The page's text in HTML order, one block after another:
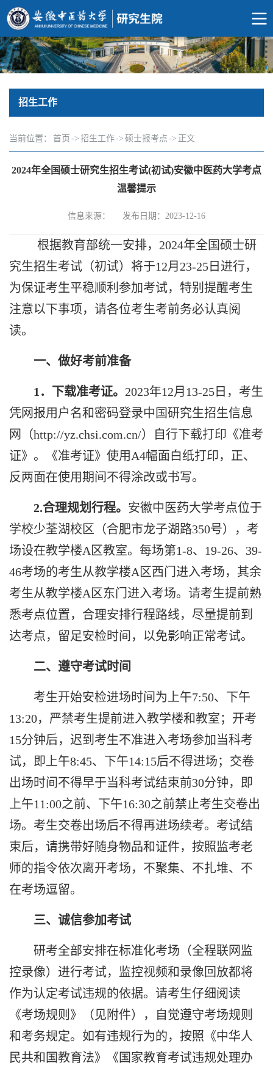
招生工作
当前位置： 首页 -> 招生工作-> 硕士报考点 -> 正文
2024年全国硕士研究生招生考试(初试)安徽中医药大学考点
温馨提示
信息来源： 发布日期：2023-12-16
根据教育部统一安排， 2024年全国硕士研
究生招生考试（初试）将于12月 23-25 日进行，
为保证考生平稳顺利参加考试，特别提醒考生
注意以下事项，请各位考生考前务必认真阅
读。
一、做好考前准备
1 ．下载准考证。 2023年12月 13-25 日，考生
凭网报用户名和密码登录中国研究生招生信息
网（http://yz.chsi.com.cn/）自行下载打印《准考
证》。《准考证》使用 A4幅面白纸打印，正、
反两面在使用期间不得涂改或书写。
2.合理规划行程。 安徽中医药大学考点位于
学校少荃湖校区（合肥市龙子湖路350号），考
场设在教学楼A区教室。每场第1-8、 19-26、 39-
46考场的考生从教学楼A区西门进入考场，其余
考生从教学楼A区东门进入考场。请考生提前熟
悉考点位置，合理安排行程路线，尽量提前到
达考点，留足安检时间，以免影响正常考试。
二、遵守考试时间
考生开始安检进场时间为上午7:50、下午
13:20，严禁考生提前进入教学楼和教室；开考
15分钟后，迟到考生不准进入考场参加当科考
试，即上午8:45、下午14:15后不得进场；交卷
出场时间不得早于当科考试结束前30分钟，即
上午11:00之前、下午16:30之前禁止考生交卷出
场。考生交卷出场后不得再进场续考。考试结
束后，请携带好随身物品和证件，按照监考老
师的指令依次离开考场，不聚集、不扎堆、不
在考场逗留。
三、诚信参加考试
研考全部安排在标准化考场（全程联网监
控录像）进行考试，监控视频和录像回放都将
作为认定考试违规的依据。请考生仔细阅读
《考场规则》（见附件），自觉遵守考场规则
和考务规定。如有违规行为的，按照《中华人
民共和国教育法》《国家教育考试违规处理办